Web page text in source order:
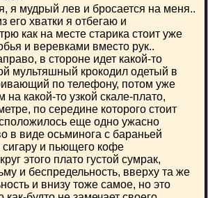
я мудрый лев и бросается на меня..
его хватки я отбегаю и
как на месте старика стоит уже
и веревками вместо рук..
в стороне идет какой-то
мультяшный крокодил одетый в
по телефону, потом уже
какой-то узкой скале-плато,
по середине которого стоит
еще одно ужасно
в виде осьминога с бараньей
сигару и пьющего кофе
этого плато густой сумрак,
и беспредельность, вверху та же
и внизу тоже самое, но это